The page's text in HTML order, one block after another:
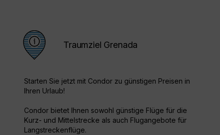
Traumziel Grenada
Starten Sie jetzt mit Condor zu günstigen Preisen in
Ihren Urlaub!
Condor bietet Ihnen sowohl günstige Flüge für die
Kurz- und Mittelstrecke als auch Flugangebote für
Langstreckenflüge.